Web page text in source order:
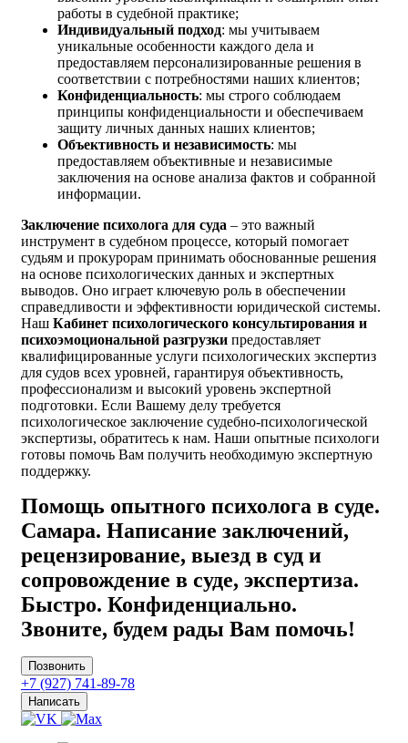
работы в судебной практике;
Индивидуальный подход: мы учитываем
уникальные особенности каждого дела и
предоставляем персонализированные решения в
соответствии с потребностями наших клиентов;
Конфиденциальность: мы строго соблюдаем
принципы конфиденциальности и обеспечиваем
защиту личных данных наших клиентов;
Объективность и независимость: мы
предоставляем объективные и независимые
заключения на основе анализа фактов и собранной
информации.
Заключение психолога для суда – это важный
инструмент в судебном процессе, который помогает
судьям и прокурорам принимать обоснованные решения
на основе психологических данных и экспертных
выводов. Оно играет ключевую роль в обеспечении
справедливости и эффективности юридической системы.
Наш Кабинет психологического консультирования и
психоэмоциональной разгрузки предоставляет
квалифицированные услуги психологических экспертиз
для судов всех уровней, гарантируя объективность,
профессионализм и высокий уровень экспертной
подготовки. Если Вашему делу требуется
психологическое заключение судебно-психологической
экспертизы, обратитесь к нам. Наши опытные психологи
готовы помочь Вам получить необходимую экспертную
поддержку.
Помощь опытного психолога в суде.
Самара. Написание заключений,
рецензирование, выезд в суд и
сопровождение в суде, экспертиза.
Быстро. Конфиденциально.
Звоните, будем рады Вам помочь!
Позвонить
+7 (927) 741-89-78
Написать